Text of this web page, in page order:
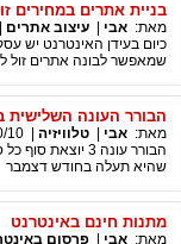
בניית אתרים במחירים
מאת: אבי עיצוב אתרים
כיום בעידן האינטרנט יש
שמאפשר לבונה אתרים זול
הבורר העונה השלישית
מאת: אבי טלוויזיה 10
הבורר עונה 3
שהיא תעלה בחודש דצמבר
מתנות חינם באינטרנט
מאת: אבי פרסום